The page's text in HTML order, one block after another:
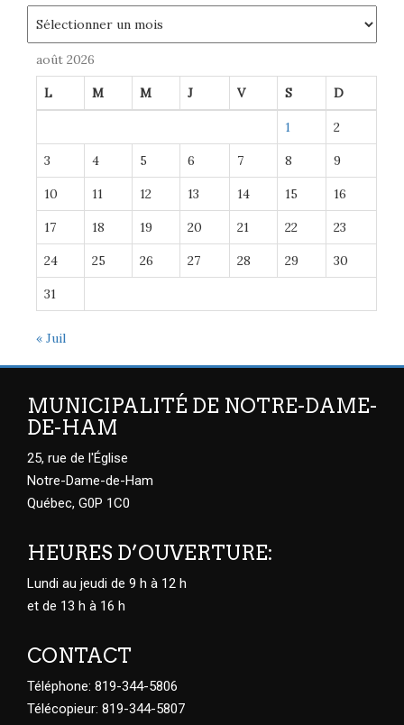
août 2026
L M M J V S D
1 2
3 4 5 6 7 8 9
10 11 12 13 14 15 16
17 18 19 20 21 22 23
24 25 26 27 28 29 30
31
« Juil
MUNICIPALITÉ DE NOTRE-DAME-
DE-HAM
25, rue de l'Église
Notre-Dame-de-Ham
Québec, G0P 1C0
HEURES D’OUVERTURE:
Lundi au jeudi de 9 h à 12 h
et de 13 h à 16 h
CONTACT
Téléphone: 819-344-5806
Télécopieur: 819-344-5807